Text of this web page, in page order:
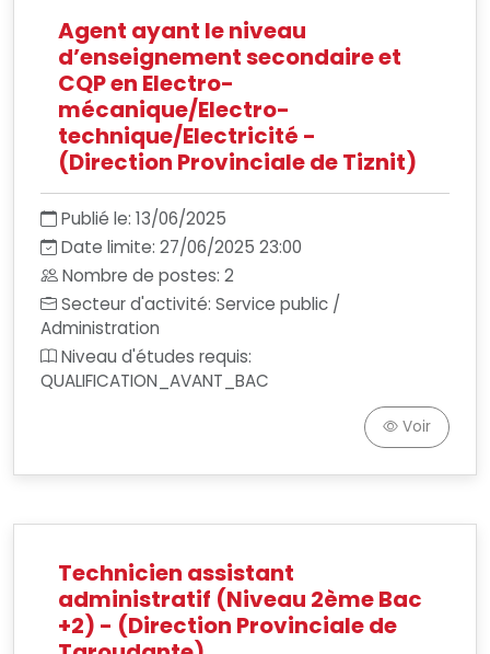
Agent ayant le niveau
d’enseignement secondaire et
CQP en Electro-
mécanique/Electro-
technique/Electricité -
(Direction Provinciale de Tiznit)
Publié le: 13/06/2025
Date limite: 27/06/2025 23:00
Nombre de postes: 2
Secteur d'activité: Service public /
Administration
Niveau d'études requis:
QUALIFICATION_AVANT_BAC
Voir
Technicien assistant
administratif (Niveau 2ème Bac
+2) - (Direction Provinciale de